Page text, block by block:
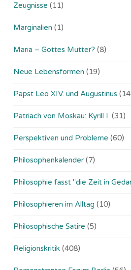
Zeugnisse (11)
Marginalien (1)
Maria – Gottes Mutter? (8)
Neue Lebensformen (19)
Papst Leo XIV. und Augustinus
Patriach von Moskau: Kyrill I. (31)
Perspektiven und Probleme (60)
Philosophenkalender (7)
Philosophie fasst "die Zeit in
Philosophieren im Alltag (10)
Philosophische Satire (5)
Religionskritik (408)